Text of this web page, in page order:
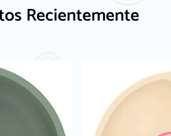
Recientemente